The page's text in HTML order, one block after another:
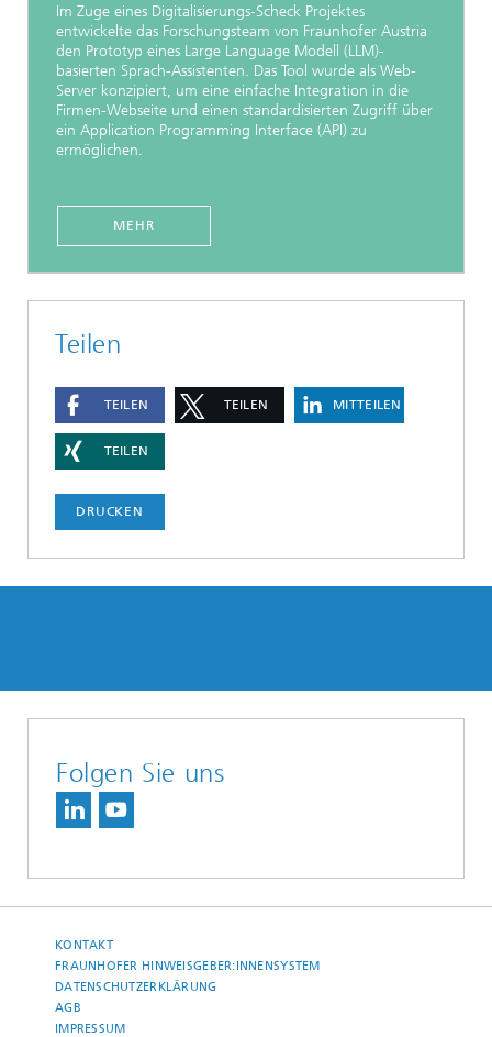
Im Zuge eines Digitalisierungs-Scheck Projektes
entwickelte das Forschungsteam von Fraunhofer Austria
den Prototyp eines Large Language Modell (LLM)-
basierten Sprach-Assistenten. Das Tool wurde als Web-
Server konzipiert, um eine einfache Integration in die
Firmen-Webseite und einen standardisierten Zugriff über
ein Application Programming Interface (API) zu
ermöglichen.
MEHR
Teilen
TEILEN TEILEN MITTEILEN
TEILEN
DRUCKEN
Folgen Sie uns
KONTAKT
FRAUNHOFER HINWEISGEBER:INNENSYSTEM
DATENSCHUTZERKLÄRUNG
AGB
IMPRESSUM